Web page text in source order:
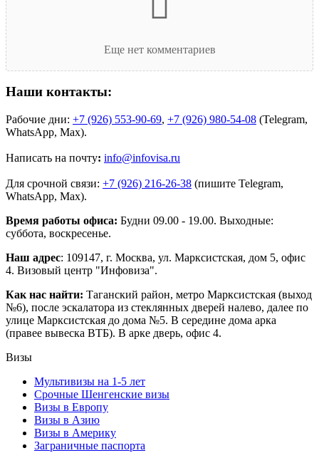
Еще нет комментариев
Наши контакты:
Рабочие дни: +7 (926) 553-90-69, +7 (926) 980-54-08 (Telegram,
WhatsApp, Max).
Написать на почту: info@infovisa.ru
Для срочной связи: +7 (926) 216-26-38 (пишите Telegram,
WhatsApp, Max).
Время работы офиса: Будни 09.00 - 19.00. Выходные:
суббота, воскресенье.
Наш адрес: 109147, г. Москва, ул. Марксистская, дом 5, офис
4. Визовый центр "Инфовиза".
Как нас найти: Таганский район, метро Марксистская (выход
№6), после эскалатора из стеклянных дверей налево, далее по
улице Марксистская до дома №5. В середине дома арка
(правее вывеска ВТБ). В арке дверь, офис 4.
Визы
Мультивизы на 1-5 лет
Срочные Шенгенские визы
Визы в Европу
Визы в Азию
Визы в Америку
Заграничные паспорта